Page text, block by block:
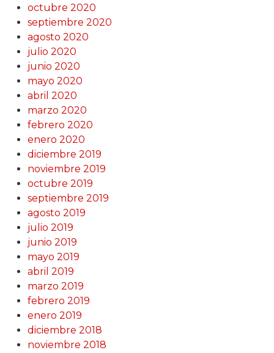
octubre 2020
septiembre 2020
agosto 2020
julio 2020
junio 2020
mayo 2020
abril 2020
marzo 2020
febrero 2020
enero 2020
diciembre 2019
noviembre 2019
octubre 2019
septiembre 2019
agosto 2019
julio 2019
junio 2019
mayo 2019
abril 2019
marzo 2019
febrero 2019
enero 2019
diciembre 2018
noviembre 2018